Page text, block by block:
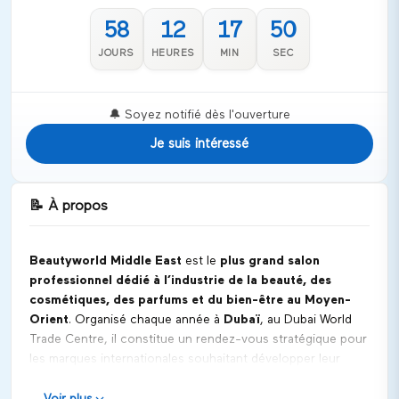
58
JOURS
12
HEURES
17
MIN
50
SEC
🔔 Soyez notifié dès l'ouverture
Je suis intéressé
📝 À propos
Beautyworld Middle East est le plus grand salon
professionnel dédié à l’industrie de la beauté, des
cosmétiques, des parfums et du bien-être au Moyen-
Orient. Organisé chaque année à Dubaï, au Dubai World
Trade Centre, il constitue un rendez-vous stratégique pour
les marques internationales souhaitant développer leur